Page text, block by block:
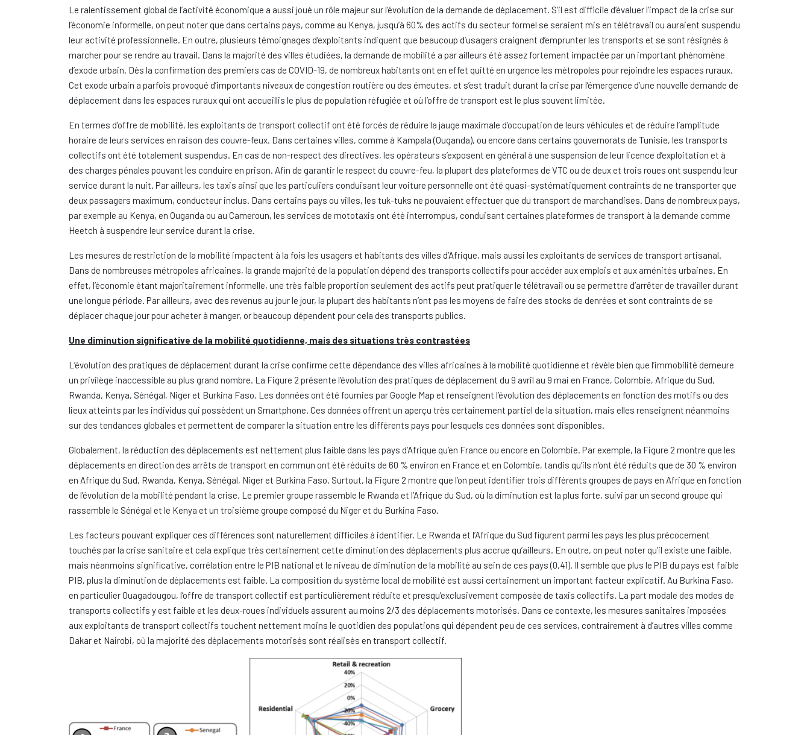
Le ralentissement global de l’activité économique a aussi joué un rôle majeur sur l’évolution de la demande de déplacement. S’il est difficile d’évaluer l’impact de la crise sur
l’économie informelle, on peut noter que dans certains pays, comme au Kenya, jusqu’à 60% des actifs du secteur formel se seraient mis en télétravail ou auraient suspendu
leur activité professionnelle. En outre, plusieurs témoignages d’exploitants indiquent que beaucoup d’usagers craignent d’emprunter les transports et se sont résignés à
marcher pour se rendre au travail. Dans la majorité des villes étudiées, la demande de mobilité a par ailleurs été assez fortement impactée par un important phénomène
d’exode urbain. Dès la confirmation des premiers cas de COVID-19, de nombreux habitants ont en effet quitté en urgence les métropoles pour rejoindre les espaces ruraux.
Cet exode urbain a parfois provoqué d’importants niveaux de congestion routière ou des émeutes, et s’est traduit durant la crise par l’émergence d’une nouvelle demande de
déplacement dans les espaces ruraux qui ont accueillis le plus de population réfugiée et où l’offre de transport est le plus souvent limitée.
En termes d’offre de mobilité, les exploitants de transport collectif ont été forcés de réduire la jauge maximale d’occupation de leurs véhicules et de réduire l’amplitude
horaire de leurs services en raison des couvre-feux. Dans certaines villes, comme à Kampala (Ouganda), ou encore dans certains gouvernorats de Tunisie, les transports
collectifs ont été totalement suspendus. En cas de non-respect des directives, les opérateurs s’exposent en général à une suspension de leur licence d’exploitation et à
des charges pénales pouvant les conduire en prison. Afin de garantir le respect du couvre-feu, la plupart des plateformes de VTC ou de deux et trois roues ont suspendu leur
service durant la nuit. Par ailleurs, les taxis ainsi que les particuliers conduisant leur voiture personnelle ont été quasi-systématiquement contraints de ne transporter que
deux passagers maximum, conducteur inclus. Dans certains pays ou villes, les tuk-tuks ne pouvaient effectuer que du transport de marchandises. Dans de nombreux pays,
par exemple au Kenya, en Ouganda ou au Cameroun, les services de mototaxis ont été interrompus, conduisant certaines plateformes de transport à la demande comme
Heetch à suspendre leur service durant la crise.
Les mesures de restriction de la mobilité impactent à la fois les usagers et habitants des villes d’Afrique, mais aussi les exploitants de services de transport artisanal.
Dans de nombreuses métropoles africaines, la grande majorité de la population dépend des transports collectifs pour accéder aux emplois et aux aménités urbaines. En
effet, l’économie étant majoritairement informelle, une très faible proportion seulement des actifs peut pratiquer le télétravail ou se permettre d’arrêter de travailler durant
une longue période. Par ailleurs, avec des revenus au jour le jour, la plupart des habitants n’ont pas les moyens de faire des stocks de denrées et sont contraints de se
déplacer chaque jour pour acheter à manger, or beaucoup dépendent pour cela des transports publics.
Une diminution significative de la mobilité quotidienne, mais des situations très contrastées
L’évolution des pratiques de déplacement durant la crise confirme cette dépendance des villes africaines à la mobilité quotidienne et révèle bien que l’immobilité demeure
un privilège inaccessible au plus grand nombre. La Figure 2 présente l’évolution des pratiques de déplacement du 9 avril au 9 mai en France, Colombie, Afrique du Sud,
Rwanda, Kenya, Sénégal, Niger et Burkina Faso. Les données ont été fournies par Google Map et renseignent l’évolution des déplacements en fonction des motifs ou des
lieux atteints par les individus qui possèdent un Smartphone. Ces données offrent un aperçu très certainement partiel de la situation, mais elles renseignent néanmoins
sur des tendances globales et permettent de comparer la situation entre les différents pays pour lesquels ces données sont disponibles.
Globalement, la réduction des déplacements est nettement plus faible dans les pays d’Afrique qu’en France ou encore en Colombie. Par exemple, la Figure 2 montre que les
déplacements en direction des arrêts de transport en commun ont été réduits de 60 % environ en France et en Colombie, tandis qu’ils n’ont été réduits que de 30 % environ
en Afrique du Sud, Rwanda, Kenya, Sénégal, Niger et Burkina Faso. Surtout, la Figure 2 montre que l’on peut identifier trois différents groupes de pays en Afrique en fonction
de l’évolution de la mobilité pendant la crise. Le premier groupe rassemble le Rwanda et l’Afrique du Sud, où la diminution est la plus forte, suivi par un second groupe qui
rassemble le Sénégal et le Kenya et un troisième groupe composé du Niger et du Burkina Faso.
Les facteurs pouvant expliquer ces différences sont naturellement difficiles à identifier. Le Rwanda et l’Afrique du Sud figurent parmi les pays les plus précocement
touchés par la crise sanitaire et cela explique très certainement cette diminution des déplacements plus accrue qu’ailleurs. En outre, on peut noter qu’il existe une faible,
mais néanmoins significative, corrélation entre le PIB national et le niveau de diminution de la mobilité au sein de ces pays (0,41). Il semble que plus le PIB du pays est faible
PIB, plus la diminution de déplacements est faible. La composition du système local de mobilité est aussi certainement un important facteur explicatif. Au Burkina Faso,
en particulier Ouagadougou, l’offre de transport collectif est particulièrement réduite et presqu’exclusivement composée de taxis collectifs. La part modale des modes de
transports collectifs y est faible et les deux-roues individuels assurent au moins 2/3 des déplacements motorisés. Dans ce contexte, les mesures sanitaires imposées
aux exploitants de transport collectifs touchent nettement moins le quotidien des populations qui dépendent peu de ces services, contrairement à d’autres villes comme
Dakar et Nairobi, où la majorité des déplacements motorisés sont réalisés en transport collectif.